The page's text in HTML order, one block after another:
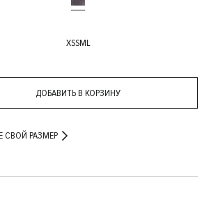
XSSML
ДОБАВИТЬ В КОРЗИНУ
СВОЙ РАЗМЕР